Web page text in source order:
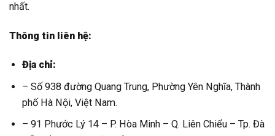
nhất.
Thông tin liên hệ:
Địa chỉ:
– Số 938 đường Quang Trung, Phường Yên Nghĩa, Thành
phố Hà Nội, Việt Nam.
– 91 Phước Lý 14 – P. Hòa Minh – Q. Liên Chiểu – Tp. Đà